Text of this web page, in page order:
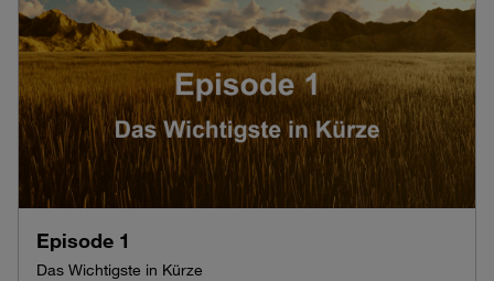
Episode 1
Das Wichtigste in Kürze